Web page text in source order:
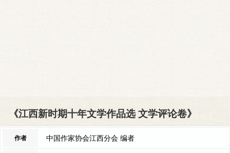
《江西新时期十年文学作品选 文学评论卷》
作者 中国作家协会江西分会 编者